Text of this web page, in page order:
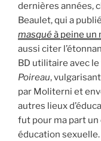
dernières années,
Beaulet, qui a publié
masquéà peine un
aussi citer
BD utilitaire avec
Poireau,
par Moliterni et
autres lieux
fut pour ma part
éducation